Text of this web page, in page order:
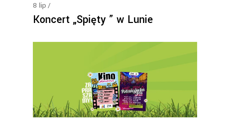
8 lip
Koncert „Spięty ” w Lunie